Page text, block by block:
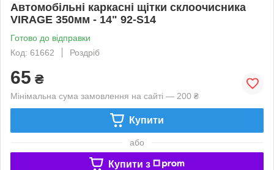
Автомобільні каркасні щітки склоочисника
VIRAGE 350мм - 14" 92-S14
Готово до відправки
Код: 61662
Роздріб
65 ₴
Мінімальна сума замовлення на сайті — 200 ₴
Купити
або
Купити з